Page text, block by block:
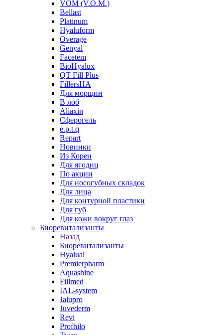
VOM (V.O.M.)
Bellast
Platinum
Hyaluform
Overage
Genyal
Facetem
BioHyalux
QT Fill Plus
FillersHA
Для морщин
В лоб
Aliaxin
Сферогель
e.p.t.q
Repart
Новинки
Из Кореи
Для ягодиц
По акции
Для носогубных складок
Для лица
Для контурной пластики
Для губ
Для кожи вокруг глаз
Биоревитализанты
Назад
Биоревитализанты
Hyalual
Premierpharm
Aquashine
Fillmed
IAL-system
Jalupro
Juvederm
Revi
Profhilo